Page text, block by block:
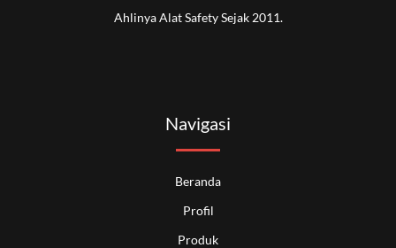
Ahlinya Alat Safety Sejak 2011.
Navigasi
Beranda
Profil
Produk